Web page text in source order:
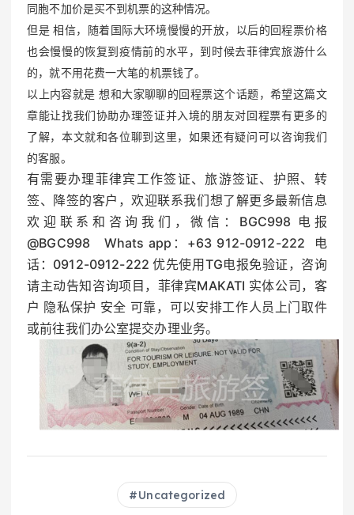
同胞不加价是买不到机票的这种情况。
但是 相信，随着国际大环境慢慢的开放，以后的回程票价格
也会慢慢的恢复到疫情前的水平，到时候去菲律宾旅游什么
的，就不用花费一大笔的机票钱了。
以上内容就是 想和大家聊聊的回程票这个话题，希望这篇文
章能让找我们协助办理签证并入境的朋友对回程票有更多的
了解，本文就和各位聊到这里，如果还有疑问可以咨询我们
的客服。
有需要办理菲律宾工作签证、旅游签证、护照、转
签、降签的客户，欢迎联系我们想了解更多最新信息
欢迎联系和咨询我们，微信：BGC998 电报
@BGC998 Whats app：+63 912-0912-222 电
话：0912-0912-222 优先使用TG电报免验证，咨询
请主动告知咨询项目，菲律宾MAKATI 实体公司，客
户 隐私保护 安全 可靠，可以安排工作人员上门取件
或前往我们办公室提交办理业务。
Uncategorized